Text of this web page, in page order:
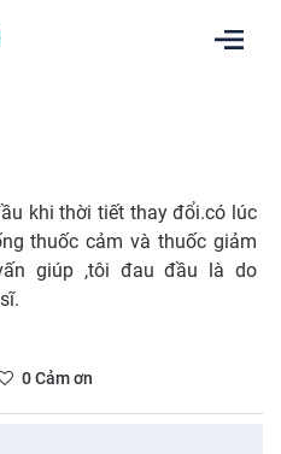
khi thời tiết thay đổi.có lúc
thuốc cảm và thuốc giảm
giúp ,tôi đau đầu là do
0Cảm ơn